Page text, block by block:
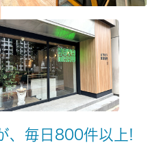
、毎日800件以上!